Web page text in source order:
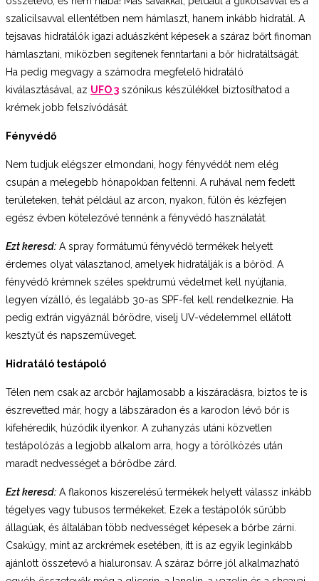
szalicilsavval ellentétben nem hámlaszt, hanem inkább hidratál. A
tejsavas hidratálók igazi aduászként képesek a száraz bőrt finoman
hámlasztani, miközben segítenek fenntartani a bőr hidratáltságát.
Ha pedig megvagy a számodra megfelelő hidratáló
kiválasztásával, az UFO 3 szónikus készülékkel biztosíthatod a
krémek jobb felszívódását.
Fényvédő
Nem tudjuk elégszer elmondani, hogy fényvédőt nem elég
csupán a melegebb hónapokban feltenni. A ruhával nem fedett
területeken, tehát például az arcon, nyakon, fülön és kézfejen
egész évben kötelezővé tennénk a fényvédő használatát.
Ezt keresd: A spray formátumú fényvédő termékek helyett
érdemes olyat választanod, amelyek hidratálják is a bőröd. A
fényvédő krémnek széles spektrumú védelmet kell nyújtania,
legyen vízálló, és legalább 30-as SPF-fel kell rendelkeznie. Ha
pedig extrán vigyáznál bőrödre, viselj UV-védelemmel ellátott
kesztyűt és napszemüveget.
Hidratáló testápoló
Télen nem csak az arcbőr hajlamosabb a kiszáradásra, biztos te is
észrevetted már, hogy a lábszáradon és a karodon lévő bőr is
kifehéredik, húzódik ilyenkor. A zuhanyzás utáni közvetlen
testápolózás a legjobb alkalom arra, hogy a törölközés után
maradt nedvességet a bőrödbe zárd.
Ezt keresd: A flakonos kiszerelésű termékek helyett válassz inkább
tégelyes vagy tubusos termékeket. Ezek a testápolók sűrűbb
állagúak, és általában több nedvességet képesek a bőrbe zárni.
Csakúgy, mint az arckrémek esetében, itt is az egyik leginkább
ajánlott összetevő a hialuronsav. A száraz bőrre jól alkalmazható